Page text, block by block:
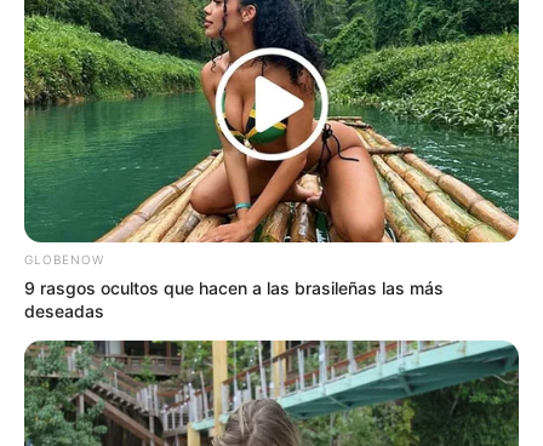
¡PÁRENLE A SUS PRENSAS, MI RAZA!
¡SUELTEN EL BOLILLO PA’L SUSTO PORQUE
ESTO SE PUSO COLOR DE HORMIGA!
GLOBENOW
9 rasgos ocultos que hacen a las brasileñas las más
deseadas